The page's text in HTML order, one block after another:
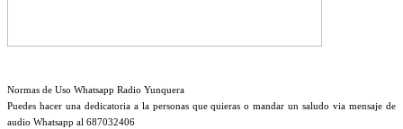
Normas de Uso Whatsapp Radio Yunquera
Puedes hacer una dedicatoria a la personas que quieras o mandar un saludo via mensaje de
audio Whatsapp al 687032406